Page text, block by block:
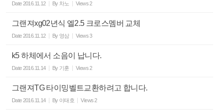
Date2016.11.12 By 차노 Views2
그랜져xg02년식 엘2.5 크로스멤버 교체
Date2016.11.12 By 영삼 Views3
k5 하체에서 소음이 납니다.
Date2016.11.14 By 기훈 Views2
그랜져TG 타이밍벨트교환하려고 합니다.
Date2016.11.14 By 이태호 Views 2